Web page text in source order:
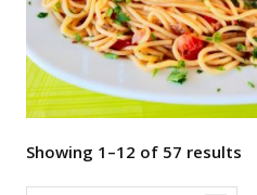
Showing 1–12 of 57 results